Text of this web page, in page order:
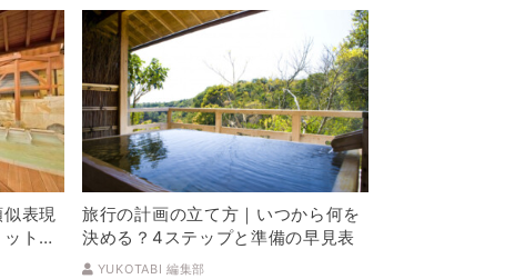
表現
トを
旅行の計画の立て方｜いつから何を
決める？4ステップと準備の早見表
YUKOTABI 編集部